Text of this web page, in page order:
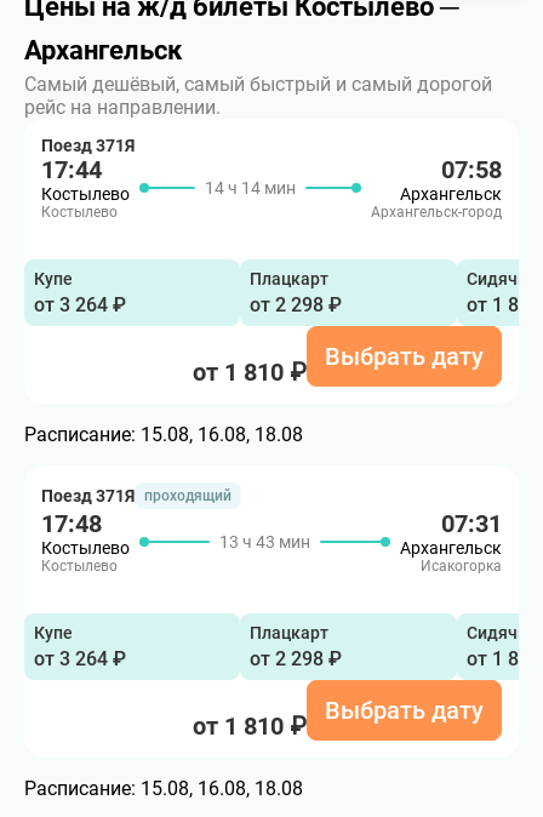
Цены на ж/д билеты Костылево ─
Архангельск
Самый дешёвый, самый быстрый и самый дорогой
рейс на направлении.
Поезд 371Я
17:44
Костылево
Костылево
14 ч 14 мин
07:58
Архангельск
Архангельск-город
Купе
от 3 264 ₽
Плацкарт
от 2 298 ₽
Сидячий
от 1
от 1 810 ₽
Выбрать дату
Расписание: 15.08, 16.08, 18.08
Поезд 371Я проходящий
17:48
Костылево
Костылево
13 ч 43 мин
07:31
Архангельск
Исакогорка
Купе
от 3 264 ₽
Плацкарт
от 2 298 ₽
Сидячий
от 1
от 1 810 ₽
Выбрать дату
Расписание: 15.08, 16.08, 18.08